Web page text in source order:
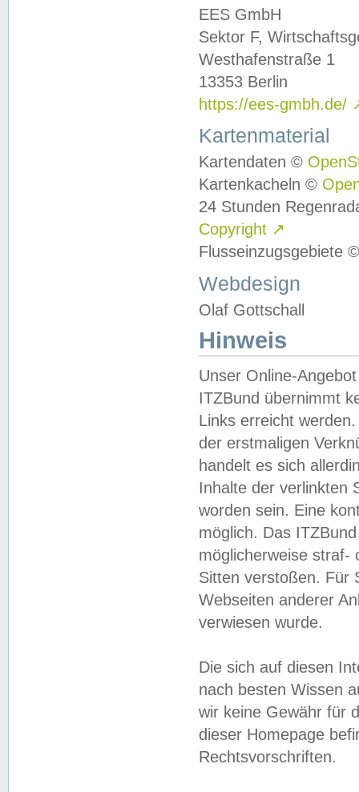
EES GmbH
Sektor F,
Westhafenstraße 1
13353 Berlin
https://ees-gmbh.de/
Kartenmaterial
Kartendaten ©
Kartenkacheln ©
24 Stunden
Copyright ↗
Flusseinzugsgebiete
Webdesign
Olaf Gottschall
Hinweis
Unser Online-
ITZBund übernimmt
Links erreicht
der erstmaligen
handelt es sich
Inhalte der verlinkten
worden sein. Eine
möglich. Das
möglicherweise straf-
Sitten verstoßen. Für
Webseiten anderer
verwiesen wurde.
Die sich auf diesen
nach besten Wissen
wir keine Gewähr für
dieser Homepage
Rechtsvorschriften.